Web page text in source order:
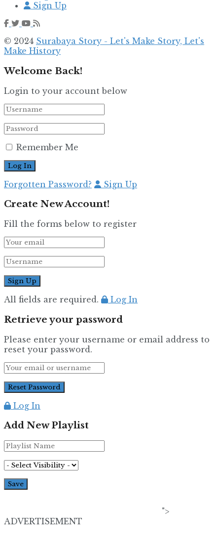
Sign Up
© 2024 Surabaya Story - Let's Make Story, Let's
Make History
Welcome Back!
Login to your account below
Remember Me
Forgotten Password? Sign Up
Create New Account!
Fill the forms below to register
All fields are required. Log In
Retrieve your password
Please enter your username or email address to
reset your password.
Log In
Add New Playlist
">
ADVERTISEMENT